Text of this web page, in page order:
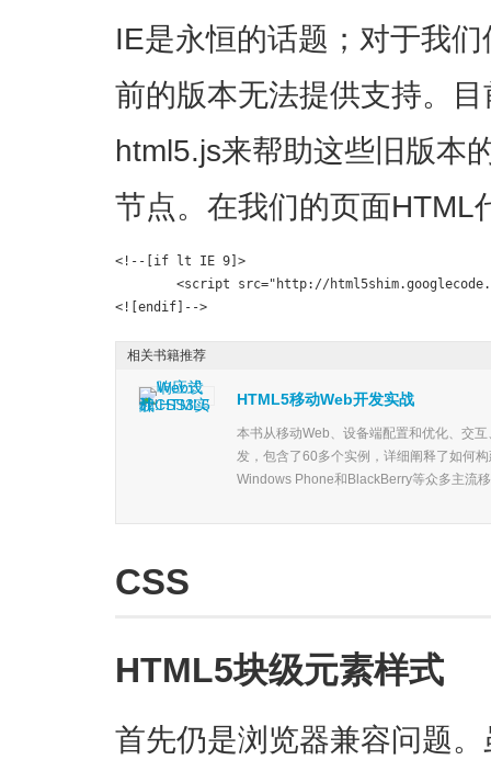
IE是永恒的话题；对于我
前的版本无法提供支持。
html5.js来帮助这些旧版本
节点。在我们的页面HTML
<!--[if lt IE 9]>
<![endif]-->
HTML5移动Web开发实战
本书从移动Web、设备端配置和优化、交
发，包含了60多个实例，详细阐释了如何
Windows Phone和BlackBerry等众多主流
相关书籍推荐
CSS
HTML5块级元素样式
首先仍是浏览器兼容问题